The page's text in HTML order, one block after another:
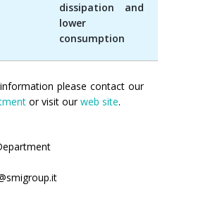
dissipation and
lower
consumption
please contact our
or visit ourweb site.